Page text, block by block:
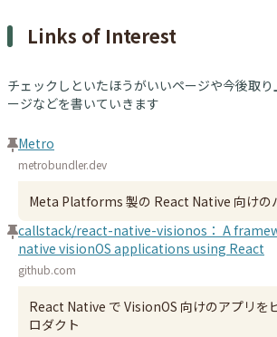
Links of Interest
チェックしといたほうがいいページや今後取
ージなどを書いていきます
Metro
metrobundler.dev
Meta Platforms 製の React Native 向けの
callstack/react-native-visionos： A
native visionOS applications using React
github.com
React Native で VisionOS 向けのアプリを
ロダクト